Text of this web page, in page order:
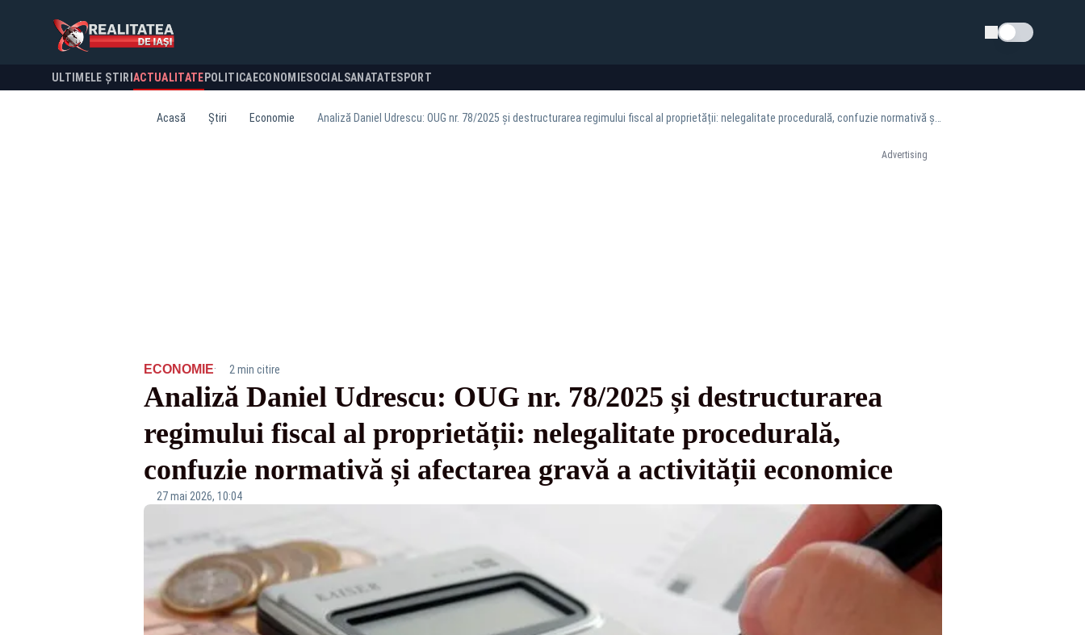
Schimba tema
ULTIMELE ȘTIRI ACTUALITATE POLITICA ECONOMIESOCIALSANATATESPORT
Acasă Știri Economie
Advertising
ECONOMIE· 2 min citire
Analiză Daniel Udrescu: OUG nr. 78/2025 și destructurarea
regimului fiscal al proprietății: nelegalitate procedurală,
confuzie normativă și afectarea gravă a activității economice
27 mai 2026, 10:04